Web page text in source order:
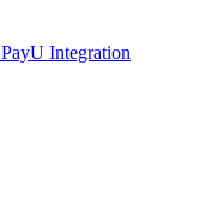
PayU Integration